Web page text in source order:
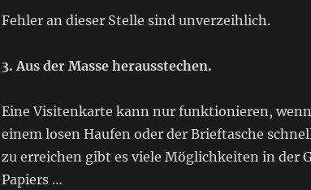
Fehler an dieser Stelle sind unverzeihlich.
3. Aus der Masse herausstechen.
Eine Visitenkarte kann nur funktionieren,
einem losen Haufen oder der Brieftasche
zu erreichen gibt es viele Möglichkeiten in der
Papiers …